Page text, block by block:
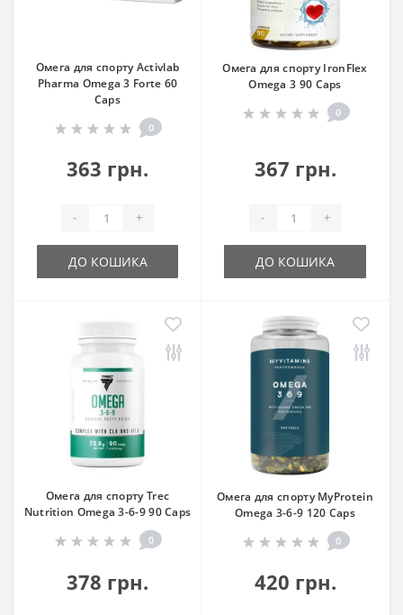
Омега для спорту Activlab
Pharma Omega 3 Forte 60
Caps
0
363 грн.
- +
ДО КОШИКА
Омега для спорту IronFlex
Omega 3 90 Caps
0
367 грн.
- +
ДО КОШИКА
Омега для спорту Trec
Nutrition Omega 3-6-9 90 Caps
0
378 грн.
Омега для спорту MyProtein
Omega 3-6-9 120 Caps
0
420 грн.